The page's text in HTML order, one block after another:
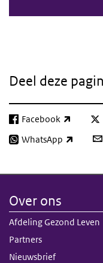
Deel deze
Facebook
(externe link)
WhatsApp
(externe link)
Over ons
Afdeling Gezond Leven
Partners
Nieuwsbrief